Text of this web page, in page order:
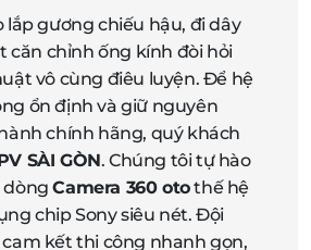
gương chiếu hậu, đi dây
căn chỉnh ống kính đòi hỏi
vô cùng điêu luyện. Để hệ
ổn định và giữ nguyên
chính hãng, quý khách
SÀI GÒN. Chúng tôi tự hào
dòngCamera 360 otothế hệ
chip Sony siêu nét. Đội
kết thi công nhanh gọn,